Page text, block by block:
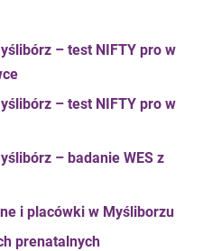
– test NIFTY pro w
– test NIFTY pro w
– badanie WES z
i placówki w Myśliborzu
prenatalnych